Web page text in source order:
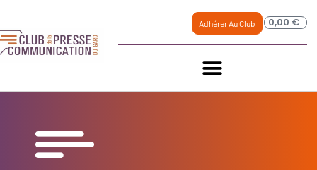
Adhérer Au Club 0,00 €